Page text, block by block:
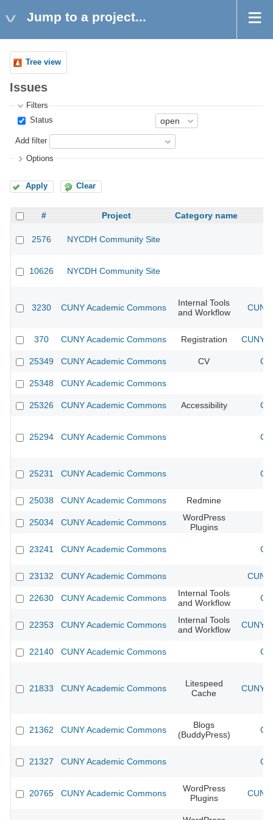
Jump to a project...
Tree view
Issues
Filters
Status
Add filter
Options
Apply Clear
# Project Category name
2576 NYCDH Community Site
10626 NYCDH Community Site
3230 CUNY Academic Commons
Internal Tools
and Workflow
370 CUNY Academic Commons Registration CUNY
25349 CUNY Academic Commons CV
25348 CUNY Academic Commons
25326 CUNY Academic Commons Accessibility
25294 CUNY Academic Commons
25231 CUNY Academic Commons
25038 CUNY Academic Commons Redmine
25034 CUNY Academic Commons
WordPress
Plugins
23241 CUNY Academic Commons
23132 CUNY Academic Commons
22630 CUNY Academic Commons
Internal Tools
and Workflow
22353 CUNY Academic Commons
Internal Tools
and Workflow
CUNY
22140 CUNY Academic Commons
21833 CUNY Academic Commons
Litespeed
Cache
CUNY
21362 CUNY Academic Commons
Blogs
(BuddyPress)
21327 CUNY Academic Commons
20765 CUNY Academic Commons
WordPress
Plugins